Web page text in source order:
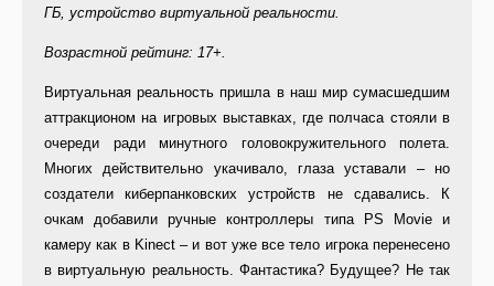
ГБ, устройство виртуальной реальности.
Возрастной рейтинг: 17+.
Виртуальная реальность пришла в наш мир сумасшедшим
аттракционом на игровых выставках, где полчаса стояли в
очереди ради минутного головокружительного полета.
Многих действительно укачивало, глаза уставали – но
создатели киберпанковских устройств не сдавались. К
очкам добавили ручные контроллеры типа PS Movie и
камеру как в Kinect – и вот уже все тело игрока перенесено
в виртуальную реальность. Фантастика? Будущее? Не так